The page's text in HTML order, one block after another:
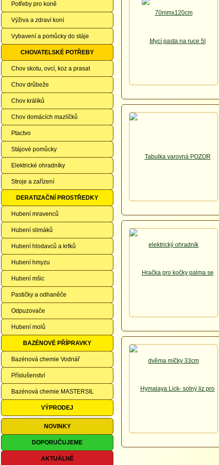
Potřeby pro koně
Výživa a zdraví koní
Vybavení a pomůcky do stáje
CHOVATELSKÉ POTŘEBY
Chov skotu, ovcí, koz a prasat
Chov drůbeže
Chov králíků
Chov domácích mazlíčků
Ptactvo
Stájové pomůcky
Elektrické ohradníky
Stroje a zařízení
DERATIZAČNÍ PROSTŘEDKY
Hubení mravenců
Hubení slimáků
Hubení hlodavců a krtků
Hubení hmyzu
Hubení mšic
Pastičky a odhaněče
Odpuzovače
Hubení molů
BAZÉNOVÉ PŘÍPRAVKY
Bazénová chemie Vodnář
Příslušenství
Bazénová chemie MASTERSIL
VÝPRODEJ
NOVINKY
DOPORUČUJEME
AKTUÁLNĚ